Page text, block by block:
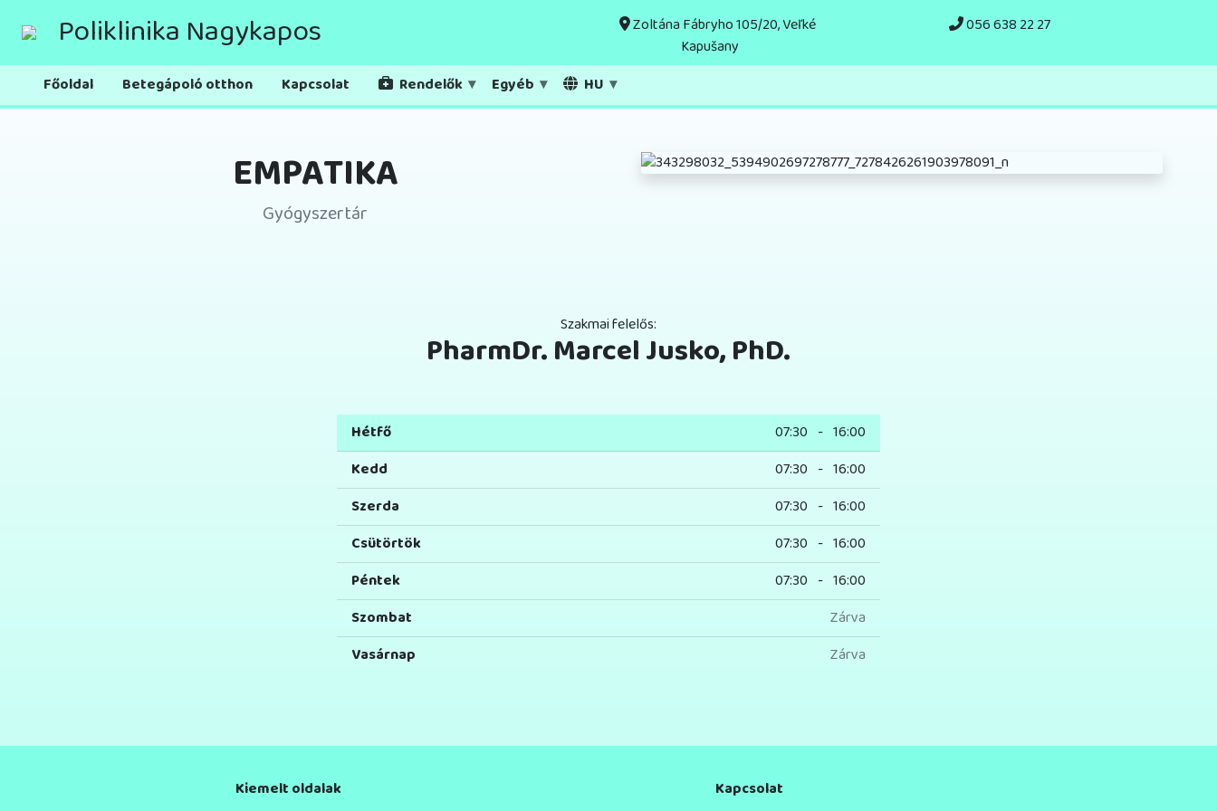
Poliklinika Nagykapos
Zoltána Fábryho 105/20, Veľké
Kapušany
056 638 22 27
Főoldal Betegápoló otthon Kapcsolat Rendelők Egyéb HU
EMPATIKA
Gyógyszertár
Szakmai felelős:
PharmDr. Marcel Jusko, PhD.
Hétfő 07:30 - 16:00
Kedd
07:30 - 16:00
Szerda
07:30 - 16:00
Csütörtök
07:30 - 16:00
Péntek
07:30 - 16:00
Szombat
Zárva
Vasárnap
Zárva
Kiemelt oldalak
Kapcsolat